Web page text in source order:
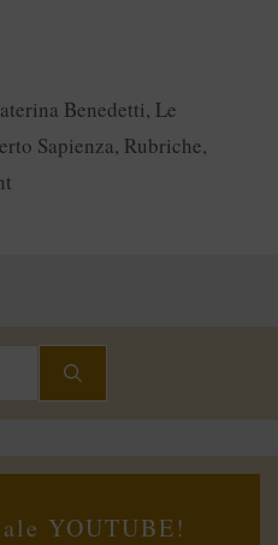
Benedetti, Le
Sapienza, Rubriche,
YOUTUBE!